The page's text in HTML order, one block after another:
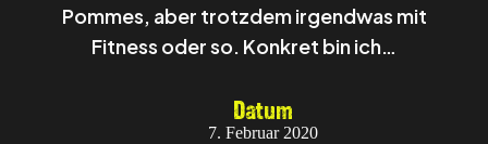
Pommes, aber trotzdem irgendwas mit
Fitness oder so. Konkret bin ich…
Datum
7. Februar 2020